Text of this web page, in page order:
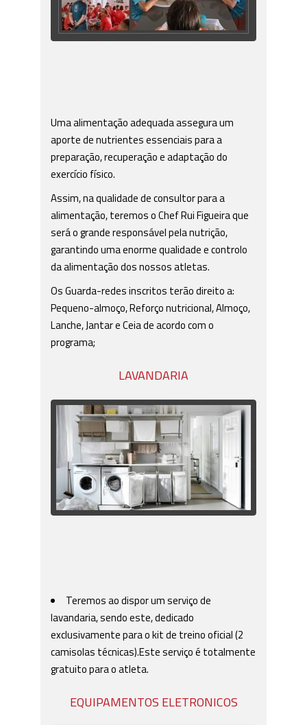
Uma alimentação adequada assegura um
aporte de nutrientes essenciais para a
preparação, recuperação e adaptação do
exercício físico.
Assim, na qualidade de consultor para a
alimentação, teremos o Chef Rui Figueira que
será o grande responsável pela nutrição,
garantindo uma enorme qualidade e controlo
da alimentação dos nossos atletas.
Os Guarda-redes inscritos terão direito a:
Pequeno-almoço, Reforço nutricional, Almoço,
Lanche, Jantar e Ceia de acordo com o
programa;
LAVANDARIA
Teremos ao dispor um serviço de
lavandaria, sendo este, dedicado
exclusivamente para o kit de treino oficial (2
camisolas técnicas).Este serviço é totalmente
gratuito para o atleta.
EQUIPAMENTOS ELETRONICOS